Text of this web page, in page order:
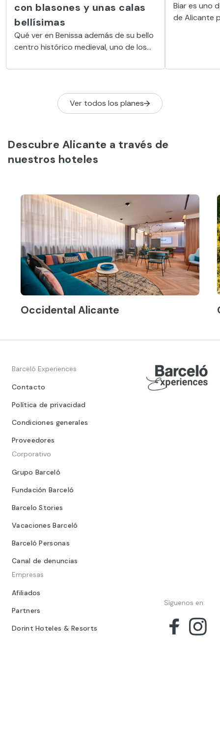
con blasones y unas calas
bellísimas
Qué ver en Benissa además de su bello
centro histórico medieval, uno de los
neogótica y la entrada a la muralla.
Biar es uno
de Alicante
Ver todos los planes
Descubre Alicante a través de
nuestros hoteles
Occidental Alicante
Barceló Experiences
Contacto
Política de privacidad
Condiciones generales
Proveedores
Corporativo
Grupo Barceló
Fundación Barceló
Barcelo Stories
Vacaciones Barceló
Barceló Personas
Canal de denuncias
Empresas
Afiliados
Partners
Dorint Hoteles & Resorts
Síguenos en: